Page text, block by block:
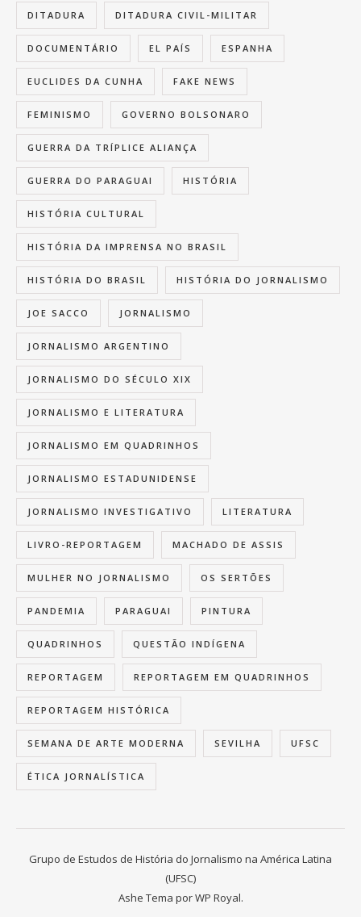
DITADURA DITADURA CIVIL-MILITAR
DOCUMENTÁRIO EL PAÍS ESPANHA
EUCLIDES DA CUNHA FAKE NEWS
FEMINISMO GOVERNO BOLSONARO
GUERRA DA TRÍPLICE ALIANÇA
GUERRA DO PARAGUAI HISTÓRIA
HISTÓRIA CULTURAL
HISTÓRIA DA IMPRENSA NO BRASIL
HISTÓRIA DO BRASIL HISTÓRIA DO JORNALISMO
JOE SACCO JORNALISMO
JORNALISMO ARGENTINO
JORNALISMO DO SÉCULO XIX
JORNALISMO E LITERATURA
JORNALISMO EM QUADRINHOS
JORNALISMO ESTADUNIDENSE
JORNALISMO INVESTIGATIVO LITERATURA
LIVRO-REPORTAGEM MACHADO DE ASSIS
MULHER NO JORNALISMO OS SERTÕES
PANDEMIA PARAGUAI PINTURA
QUADRINHOS QUESTÃO INDÍGENA
REPORTAGEM REPORTAGEM EM QUADRINHOS
REPORTAGEM HISTÓRICA
SEMANA DE ARTE MODERNA SEVILHA UFSC
ÉTICA JORNALÍSTICA
Grupo de Estudos de História do Jornalismo na América Latina
(UFSC)
Ashe Tema porWP Royal.